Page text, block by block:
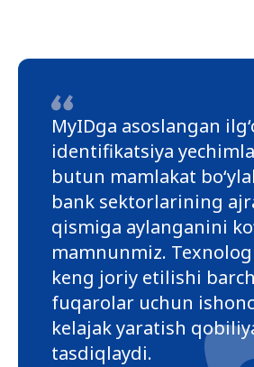
MyIDga asoslangan
identifikatsiya
butun mamlakat
bank sektorlarining
qismiga aylanganini
mamnunmiz.
keng joriy etilishi
fuqarolar uchun
kelajak yaratish
tasdiqlaydi.